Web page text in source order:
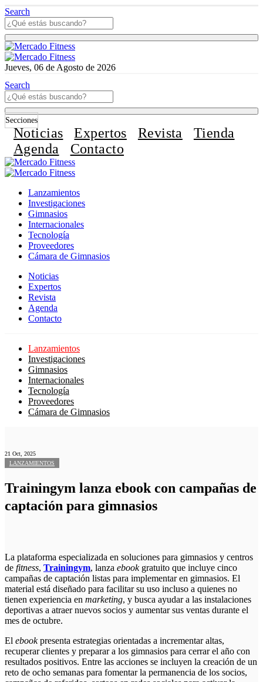
Search
Jueves, 06 de Agosto de 2026
Search
Secciones
Noticias Expertos Revista
Tienda
Agenda
Contacto
Lanzamientos
Investigaciones
Gimnasios
Internacionales
Tecnología
Proveedores
Cámara de Gimnasios
Noticias
Expertos
Revista
Agenda
Contacto
Lanzamientos
Investigaciones
Gimnasios
Internacionales
Tecnología
Proveedores
Cámara de Gimnasios
21 Oct, 2025
LANZAMIENTOS
Trainingym lanza ebook con campañas de
captación para gimnasios
La plataforma especializada en soluciones para gimnasios y centros
de fitness, Trainingym, lanza ebookgratuito que incluye cinco
campañas de captación listas para implementar en gimnasios. El
material está diseñado para facilitar su uso incluso a quienes no
tienen experiencia en marketing, y busca ayudar a las instalaciones
deportivas a atraer nuevos socios y aumentar sus ventas durante el
mes de octubre.
El ebookpresenta estrategias orientadas a incrementar altas,
recuperar clientes y preparar a los gimnasios para cerrar el año con
resultados positivos. Entre las acciones se incluyen la creación de un
reto de ocho semanas para fomentar la permanencia de los socios,